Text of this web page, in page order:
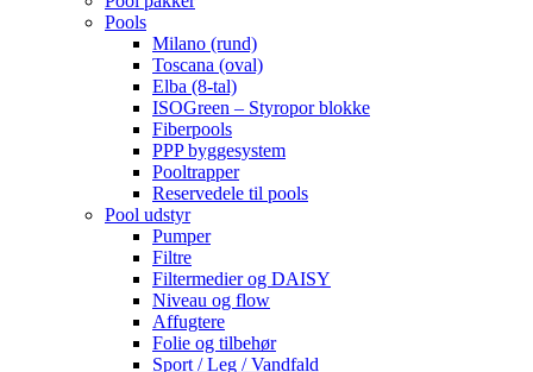
Pools
Milano (rund)
Toscana (oval)
Elba (8-tal)
ISOGreen – Styropor blokke
Fiberpools
PPP byggesystem
Pooltrapper
Reservedele til pools
Pool udstyr
Pumper
Filtre
Filtermedier og DAISY
Niveau og flow
Affugtere
Folie og tilbehør
Sport / Leg / Vandfald